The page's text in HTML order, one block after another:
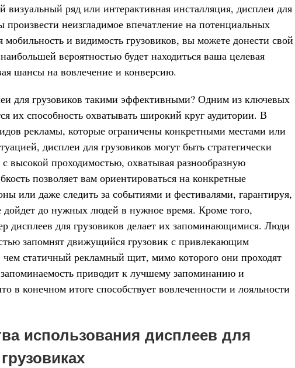
визуальный ряд или интерактивная инсталляция, дисплеи для
произвести неизгладимое впечатление на потенциальных
мобильность и видимость грузовиков, вы можете донести свой
вероятностью будет находиться ваша целевая
шансы на вовлечение и конверсию.
для грузовиков такими эффективными? Одним из ключевых
их способность охватывать широкий круг аудитории. В
рекламы, которые ограничены конкретными местами или
дисплеи для грузовиков могут быть стратегически
высокой проходимостью, охватывая разнообразную
позволяет вам ориентироваться на конкретные
или даже следить за событиями и фестивалями, гарантируя,
до нужных людей в нужное время. Кроме того,
дисплеев для грузовиков делает их запоминающимися. Люди
запомнят движущийся грузовик с привлекающим
статичный рекламный щит, мимо которого они проходят
приводит к лучшему запоминанию и
в конечном итоге способствует вовлеченности и лояльности
использования дисплеев для